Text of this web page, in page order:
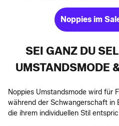
Noppies im
SEI GANZ DU
UMSTANDSMODE
Noppies Umstandsmode wird für
während der Schwangerschaft in
die ihrem individuellen Stil